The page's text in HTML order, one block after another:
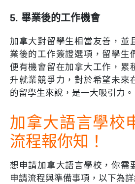
5. 畢業後的工作機會
加拿大對留學生相當友善，並
業後的工作簽證選項，留學生
便有機會留在加拿大工作，累
升就業競爭力，對於希望未來
的留學生來說，是一大吸引力。
加拿大語言學校
流程報你知！
想申請加拿大語言學校，你需
申請流程與準備事項，以下為詳